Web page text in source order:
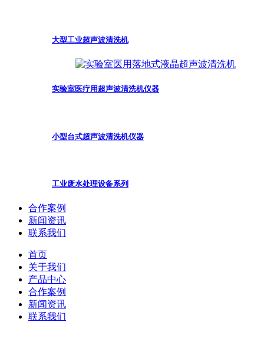
大型工业超声波清洗机
实验室医疗用超声波清洗机仪器
小型台式超声波清洗机仪器
工业废水处理设备系列
合作案例
新闻资讯
联系我们
首页
关于我们
产品中心
合作案例
新闻资讯
联系我们